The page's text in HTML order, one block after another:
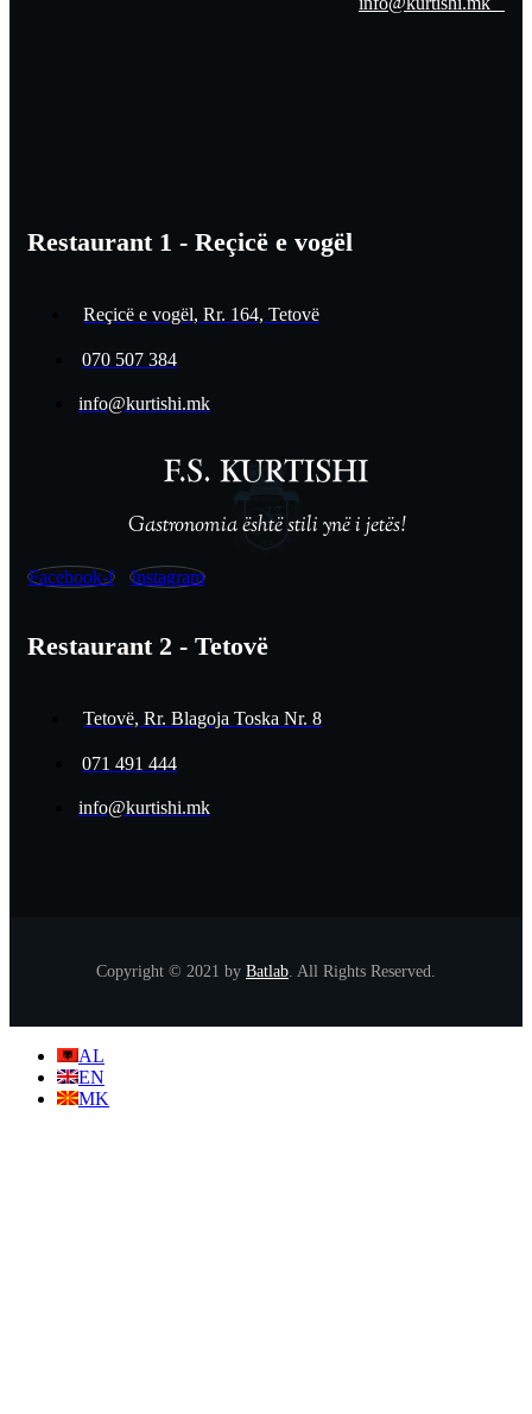
Restaurant 1 - Reçicë e vogël
Reçicë e vogël, Rr. 164, Tetovë
070 507 384
info@kurtishi.mk
Gastronomia është stili ynë i jetës!
Facebook-f Instagram
Restaurant 2 - Tetovë
Tetovë, Rr. Blagoja Toska Nr. 8
071 491 444
info@kurtishi.mk
Copyright © 2021 by Batlab. All Rights Reserved.
AL
EN
MK